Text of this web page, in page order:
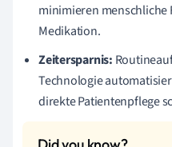
minimieren menschliche
Medikation.
Zeitersparnis:
Technologie
direkte Patientenpflege